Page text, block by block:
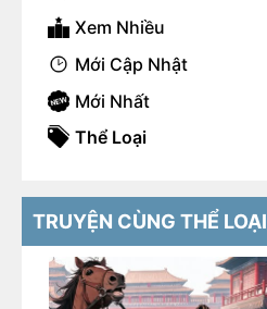
Xem Nhiều
Mới Cập Nhật
Mới Nhất
Thể Loại
TRUYỆN CÙNG THỂ LOẠI